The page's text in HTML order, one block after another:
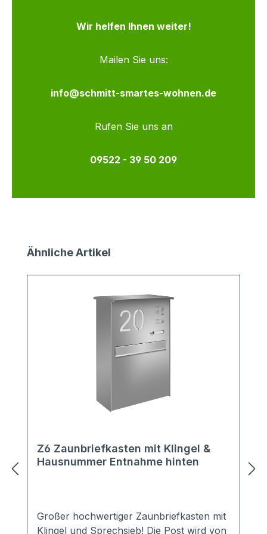
Wir helfen Ihnen weiter!
Mailen Sie uns:
info@schmitt-smartes-wohnen.de
Rufen Sie uns an
09522 - 39 50 209
Produktgalerie überspringen
Ähnliche Artikel
Z6 Zaunbriefkasten mit Klingel &
Hausnummer Entnahme hinten
Großer hochwertiger Zaunbriefkasten mit
Klingel und Sprechsieb! Die Post wird von